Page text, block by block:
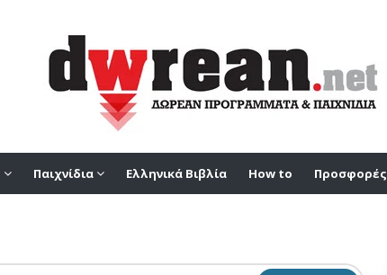
Παιχνίδια Ελληνικά Βιβλία How to Προσφορές